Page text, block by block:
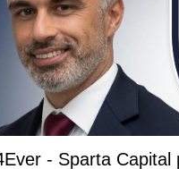
- Sparta Capital